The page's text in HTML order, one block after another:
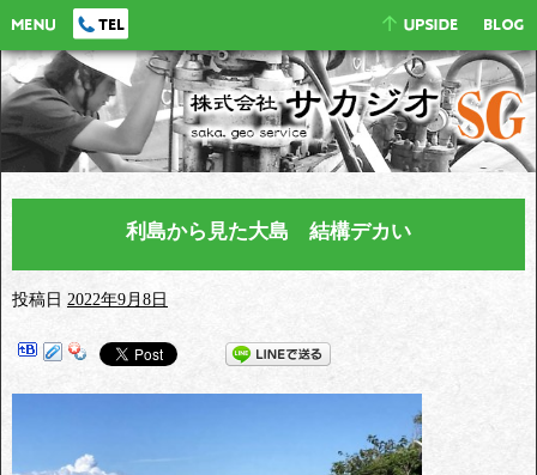
利島から見た大島 結構デカい
投稿日 2022年9月8日